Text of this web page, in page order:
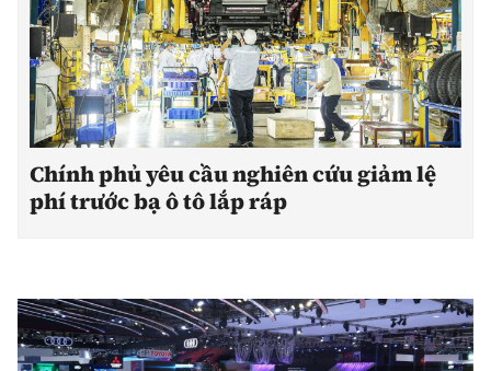
Chính phủ yêu cầu nghiên cứu giảm lệ
phí trước bạ ô tô lắp ráp